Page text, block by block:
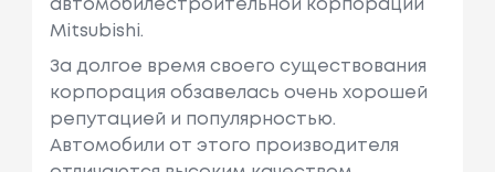
автомобилестроительной корпорации
Mitsubishi.
За долгое время своего существования
корпорация обзавелась очень хорошей
репутацией и популярностью.
Автомобили от этого производителя